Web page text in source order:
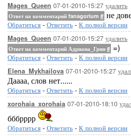
Mages_Queen 07-01-2010-15:27 удалить
Ответ на комментарий fanagorium # не
Обратиться - Ответить - К полной версии
Mages_Queen 07-01-2010-15:27 удалить
Ответ на комментарий Адриана_Грин # =)
Обратиться - Ответить - К полной версии
Elena_Mykhailova 07-01-2010-15:27
Даааа, слов нет......
Обратиться - Ответить - К полной версии
xorohaia_xorohaia 07-01-2010-18:10
бббрррр
Обратиться - Ответить - К полной версии